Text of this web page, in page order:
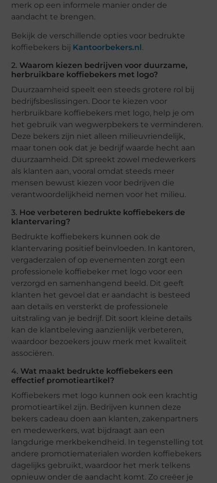
merk op een informele manier onder de
aandacht te brengen.
Bekijk de verschillende opties voor bedrukte
koffiebekers bij Kantoorbekers.nl.
2. Waarom kiezen bedrijven voor duurzame,
herbruikbare koffiebekers met logo?
Duurzaamheid speelt een steeds grotere rol bij
bedrijfsbeslissingen. Door te kiezen voor
herbruikbare koffiebekers met logo, help je om
het gebruik van wegwerpbekers te verminderen.
Deze bekers zijn niet alleen milieuvriendelijk,
maar tonen ook dat je bedrijf waarde hecht aan
duurzaamheid. Dit spreekt zowel medewerkers
als klanten aan, vooral omdat steeds meer
mensen bewust kiezen voor bedrijven die
verantwoordelijkheid nemen voor het milieu.
3. Hoe verbeteren bedrukte koffiebekers de
klantervaring?
Bedrukte koffiebekers kunnen ook de
klantervaring positief beïnvloeden. In kantoren,
vergaderzalen of op evenementen zorgt een
professionele koffiebeker met logo voor een
verzorgd en samenhangend beeld. Dit geeft
klanten het gevoel dat er aandacht is besteed
aan details en versterkt de professionele
uitstraling van je bedrijf. Dit soort kleine details
kan de klantbeleving aanzienlijk verbeteren,
waardoor bezoekers jouw merk met kwaliteit
associëren.
4. Wat maakt bedrukte koffiebekers een
effectief promotieartikel?
Koffiebekers met logo kunnen ook een krachtig
promotieartikel zijn. Bedrijven kunnen deze
bekers cadeau doen aan klanten, zakenpartners
en medewerkers, wat bijdraagt aan een
langdurige merkbekendheid. In tegenstelling tot
andere promotiematerialen worden koffiebekers
dagelijks gebruikt, waardoor het merk telkens
opnieuw onder de aandacht komt. Zo creëer je